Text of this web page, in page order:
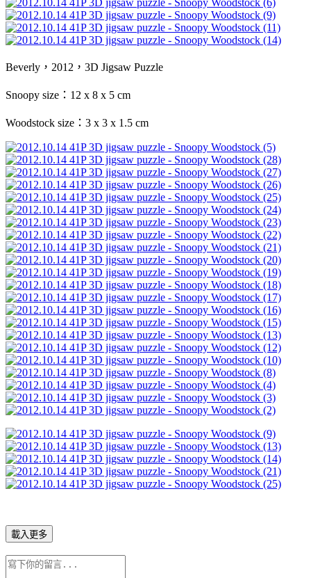
Beverly，2012，3D Jigsaw Puzzle
Snoopy size：12 x 8 x 5 cm
Woodstock size：3 x 3 x 1.5 cm
載入更多